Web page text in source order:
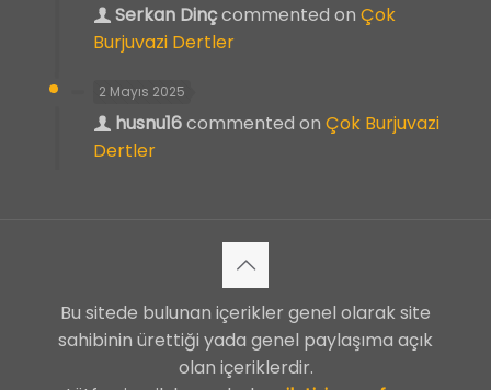
Serkan Dinçcommented on Çok
Burjuvazi Dertler
2 Mayıs 2025
husnu16commented on Çok Burjuvazi
Dertler
Bu sitede bulunan içerikler genel olarak site
sahibinin ürettiği yada genel paylaşıma açık
olan içeriklerdir.